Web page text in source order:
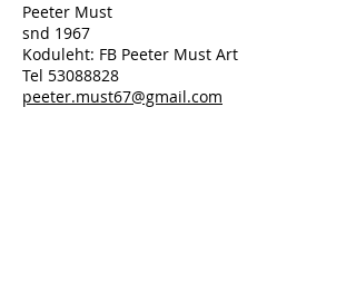
Peeter Must
snd 1967
Koduleht: FB Peeter Must Art
Tel 53088828
peeter.must67@gmail.com